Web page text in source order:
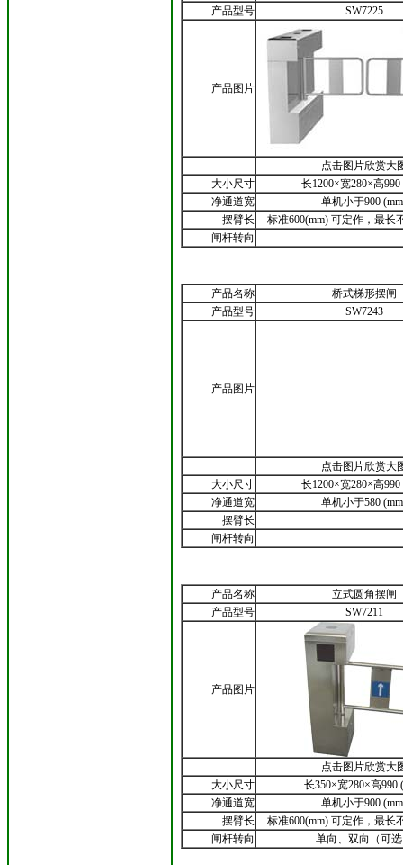
产品型号
SW7225
产品图片
点击图片欣赏大
大小尺寸
长1200×宽280×高990
净通道宽
单机小于900
摆臂长
标准600(mm) 可定作，最长
闸杆转向
产品名称
桥式梯形摆闸
产品型号
SW7243
产品图片
点击图片欣赏大
大小尺寸
长1200×宽280×高990
净通道宽
单机小于580
摆臂长
闸杆转向
产品名称
立式圆角摆闸
产品型号
SW7211
产品图片
点击图片欣赏大
大小尺寸
长350×宽280×高990
净通道宽
单机小于900
摆臂长
标准600(mm) 可定作，最长
闸杆转向
单向、双向（可